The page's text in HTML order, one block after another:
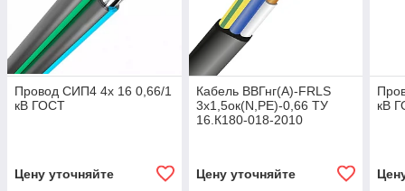
Провод СИП4 4х 16 0,66/1
кВ ГОСТ
Цену уточняйте
Кабель ВВГнг(А)-FRLS
3х1,5ок(N,PE)-0,66 ТУ
16.К180-018-2010
Цену уточняйте
кВ